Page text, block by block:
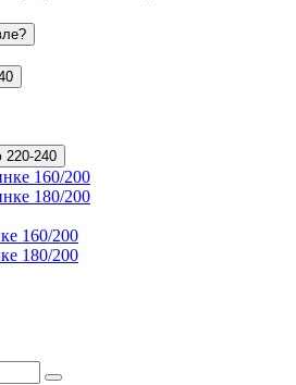
220-240
160/200
180/200
160/200
180/200